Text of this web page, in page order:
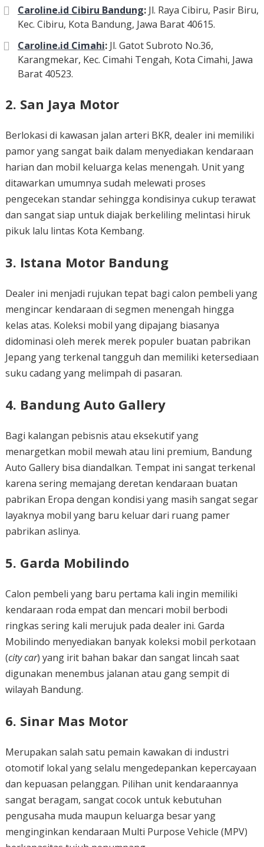
Caroline.id Cibiru Bandung:Jl. Raya Cibiru, Pasir Biru,
Kec. Cibiru, Kota Bandung, Jawa Barat 40615.
Caroline.id Cimahi:Jl. Gatot Subroto No.36,
Karangmekar, Kec. Cimahi Tengah, Kota Cimahi, Jawa
Barat 40523.
2. San Jaya Motor
Berlokasi di kawasan jalan arteri BKR, dealer ini memiliki
pamor yang sangat baik dalam menyediakan kendaraan
harian dan mobil keluarga kelas menengah. Unit yang
ditawarkan umumnya sudah melewati proses
pengecekan standar sehingga kondisinya cukup terawat
dan sangat siap untuk diajak berkeliling melintasi hiruk
pikuk lalu lintas Kota Kembang.
3. Istana Motor Bandung
Dealer ini menjadi rujukan tepat bagi calon pembeli yang
mengincar kendaraan di segmen menengah hingga
kelas atas. Koleksi mobil yang dipajang biasanya
didominasi oleh merek merek populer buatan pabrikan
Jepang yang terkenal tangguh dan memiliki ketersediaan
suku cadang yang melimpah di pasaran.
4. Bandung Auto Gallery
Bagi kalangan pebisnis atau eksekutif yang
menargetkan mobil mewah atau lini premium, Bandung
Auto Gallery bisa diandalkan. Tempat ini sangat terkenal
karena sering memajang deretan kendaraan buatan
pabrikan Eropa dengan kondisi yang masih sangat segar
layaknya mobil yang baru keluar dari ruang pamer
pabrikan aslinya.
5. Garda Mobilindo
Calon pembeli yang baru pertama kali ingin memiliki
kendaraan roda empat dan mencari mobil berbodi
ringkas sering kali merujuk pada dealer ini. Garda
Mobilindo menyediakan banyak koleksi mobil perkotaan
(city car) yang irit bahan bakar dan sangat lincah saat
digunakan menembus jalanan atau gang sempit di
wilayah Bandung.
6. Sinar Mas Motor
Merupakan salah satu pemain kawakan di industri
otomotif lokal yang selalu mengedepankan kepercayaan
dan kepuasan pelanggan. Pilihan unit kendaraannya
sangat beragam, sangat cocok untuk kebutuhan
pengusaha muda maupun keluarga besar yang
menginginkan kendaraan Multi Purpose Vehicle (MPV)